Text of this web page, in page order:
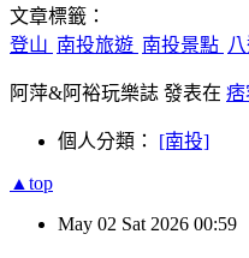
文章標籤：
登山 南投旅遊 南投景點
阿萍&阿裕玩樂誌 發表在 痞
個人分類： [南投]
▲top
May 02 Sat 2026 00:59